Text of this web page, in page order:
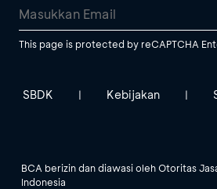
This page is protected by reCAPTCHA
SBDK | Kebijakan |
BCA berizin dan diawasi oleh Otoritas
Indonesia